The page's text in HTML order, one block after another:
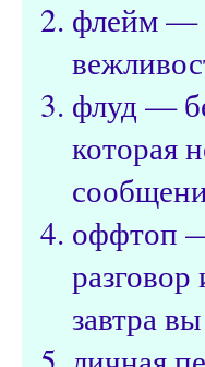
флейм —
флуд —
которая
оффтоп
завтра